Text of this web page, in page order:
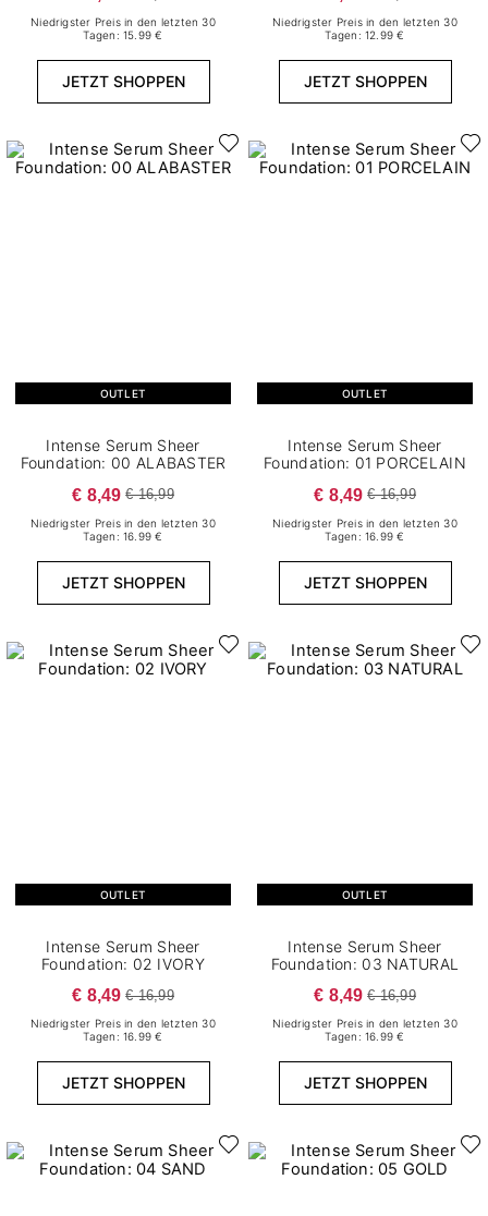
Niedrigster Preis in den letzten 30
Tagen: 15.99 €
JETZT SHOPPEN
Niedrigster Preis in den letzten 30
Tagen: 12.99 €
JETZT SHOPPEN
OUTLET
Intense Serum Sheer
Foundation: 00 ALABASTER
€ 8,49 € 16,99
Niedrigster Preis in den letzten 30
Tagen: 16.99 €
JETZT SHOPPEN
OUTLET
Intense Serum Sheer
Foundation: 01 PORCELAIN
€ 8,49 € 16,99
Niedrigster Preis in den letzten 30
Tagen: 16.99 €
JETZT SHOPPEN
OUTLET
Intense Serum Sheer
Foundation: 02 IVORY
€ 8,49 € 16,99
Niedrigster Preis in den letzten 30
Tagen: 16.99 €
JETZT SHOPPEN
OUTLET
Intense Serum Sheer
Foundation: 03 NATURAL
€ 8,49 € 16,99
Niedrigster Preis in den letzten 30
Tagen: 16.99 €
JETZT SHOPPEN